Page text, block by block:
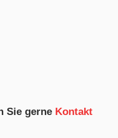
Sie gerne Kontakt